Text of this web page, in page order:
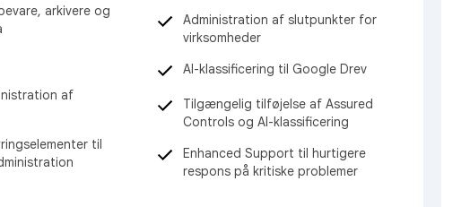
arkivere og
af
til
Administration af slutpunkter for
virksomheder
AI-klassificering til Google Drev
Tilgængelig tilføjelse af Assured
Controls og AI-klassificering
Enhanced Support til hurtigere
respons på kritiske problemer